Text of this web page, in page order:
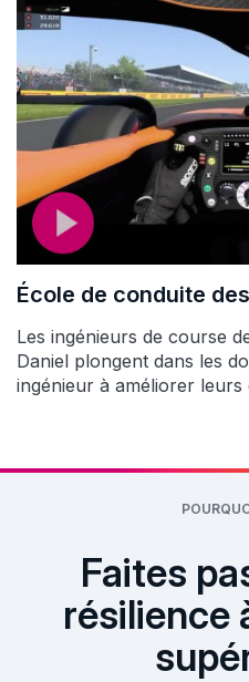
École de conduite
Les ingénieurs de course
Daniel plongent dans les
ingénieur à améliorer
Faites
résilience